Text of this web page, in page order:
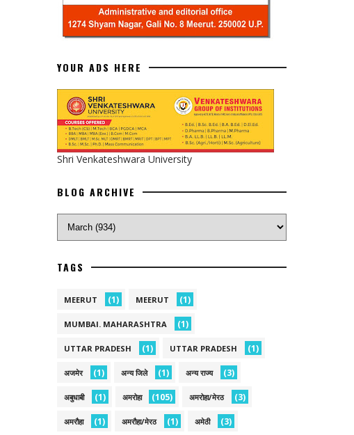
YOUR ADS HERE
Shri Venkateshwara University
BLOG ARCHIVE
TAGS
MEERUT (1) MEERUT (1)
MUMBAI. MAHARASHTRA (1)
UTTAR PRADESH (1) UTTAR PRADESH (1)
अजमेर (1) अन्य जिले (1) अन्य राज्य (3)
अबुधाबी (1) अमरोहा (105) अमरोहा/मेरठ (3)
अमरौहा (1) अमरौहा/मेरठ (1) अमेठी (3)